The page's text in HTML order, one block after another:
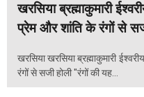
खरसिया ब्रह्माकुमारी
प्रेम और शांति के रंगों से
खरसिया खरसिया ब्रह्माकुमारी
रंगों से सजी होली "रंगों की यह...